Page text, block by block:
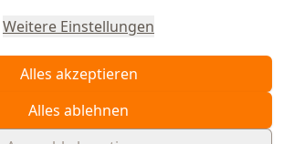
Weitere Einstellungen
Alles akzeptieren
Alles ablehnen